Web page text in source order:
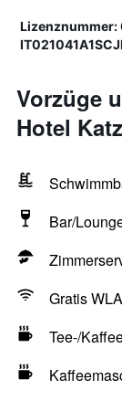
Vorzüge
Hotel
Bar/
Gratis
Tee-/